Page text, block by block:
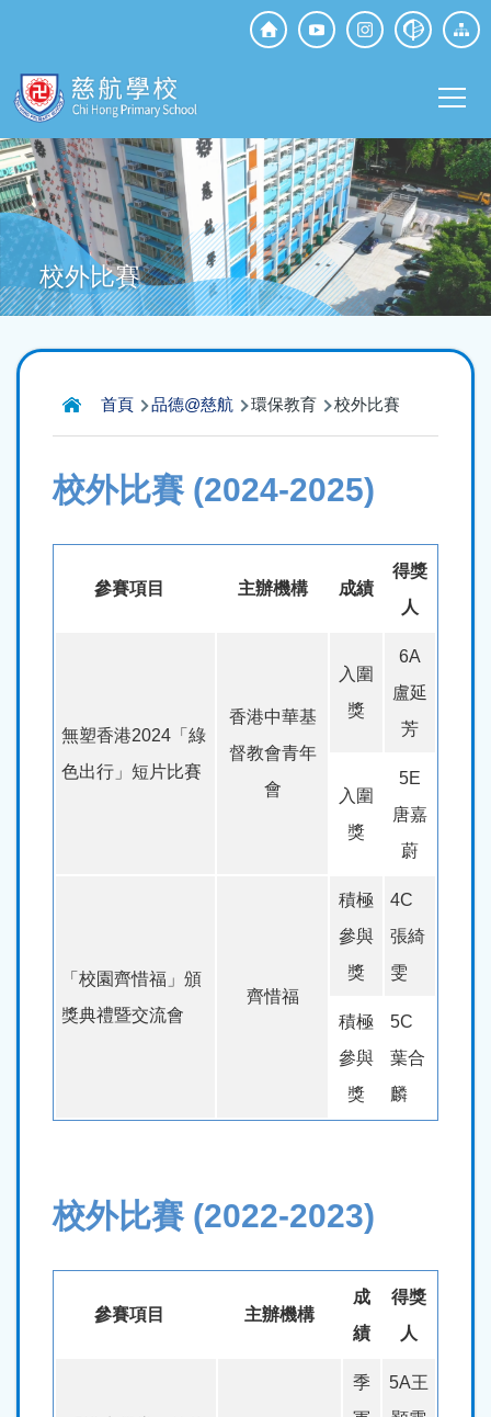
Top
Social
校外比賽
導
航
連
結
首頁 品德@慈航 環保教育 校外比賽
校外比賽 (2024-2025)
參賽項目 主辦機構 成績
得獎
人
無塑香港2024「綠
色出行」短片比賽
香港中華基
督教會青年
會
入圍
獎
6A
盧延
芳
入圍
獎
5E
唐嘉
蔚
「校園齊惜福」頒
獎典禮暨交流會
齊惜福
積極
參與
獎
4C
張綺
雯
積極
參與
獎
5C
葉合
麟
校外比賽 (2022-2023)
參賽項目 主辦機構
成
績
得獎
人
季
5A王